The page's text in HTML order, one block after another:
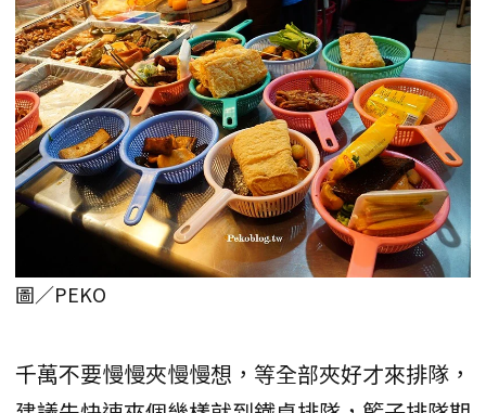
圖／PEKO
千萬不要慢慢夾慢慢想，等全部夾好才來排隊，